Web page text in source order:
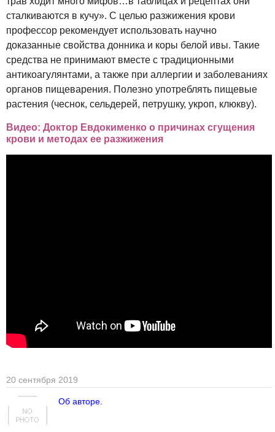
сталкиваются в кучу». С целью разжижения крови
профессор рекомендует использовать научно
доказанные свойства донника и коры белой ивы. Такие
средства не принимают вместе с традиционными
антикоагулянтами, а также при аллергии и заболеваниях
органов пищеварения. Полезно употреблять пищевые
растения (чеснок, сельдерей, петрушку, укроп, клюкву).
Видео: Доктор Евдокименко о причинах сгущения
крови и методах ее разжижения
20 сентября 2019
Об авторе.